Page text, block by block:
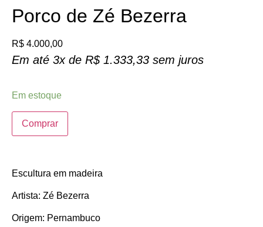
Porco de Zé Bezerra
R$ 4.000,00
Em até 3x de R$1.333,33 sem juros
Em estoque
Comprar
Escultura em madeira
Artista: Zé Bezerra
Origem: Pernambuco